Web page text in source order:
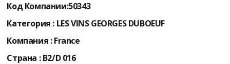
Код Компании:50343
Категория : LES VINS GEORGES DUBOEUF
Компания :France
Страна :B2/D 016